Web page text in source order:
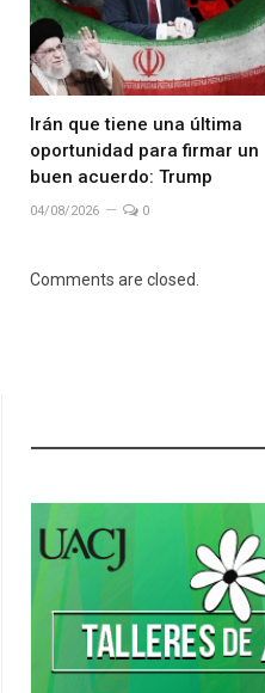
Irán que tiene una última
oportunidad para firmar un
buen acuerdo: Trump
04/08/2026 0
Comments are closed.